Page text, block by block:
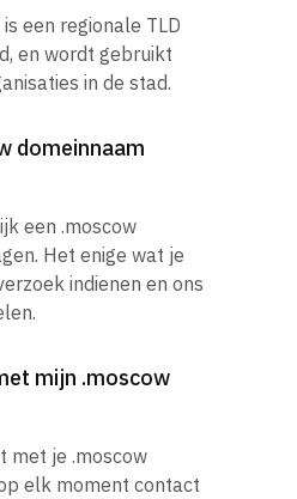
een regionale TLD
en wordt gebruikt
in de stad.
domeinnaam
een .moscow
Het enige wat je
indienen en ons
mijn .moscow
met je .moscow
elk moment contact